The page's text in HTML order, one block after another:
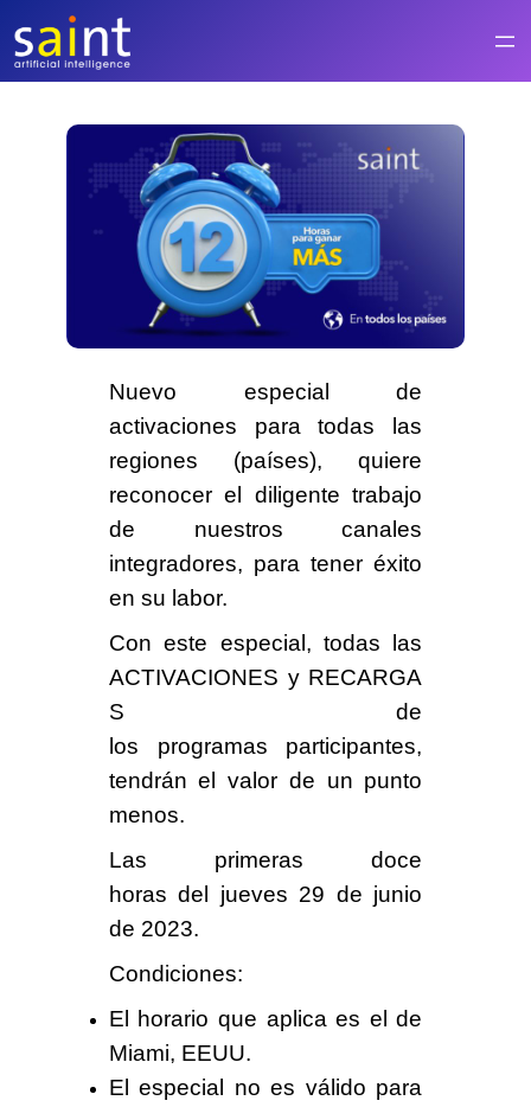
contenido
Nuevo especial de
activaciones para todas las
regiones (países), quiere
reconocer el diligente trabajo
de nuestros canales
integradores, para tener éxito
en su labor.
Con este especial, todas las
ACTIVACIONES y RECARGA
S de
los programas participantes,
tendrán el valor de un punto
menos.
Las primerasdoce
horas del jueves 29 de junio
de 2023.
Condiciones:
El horario que aplica es el de
Miami, EEUU.
El especial no es válido para